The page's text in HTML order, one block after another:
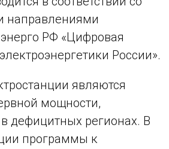
направлениями
РФ «Цифровая
России».
являются
мощности,
дефицитных регионах. В
программы к